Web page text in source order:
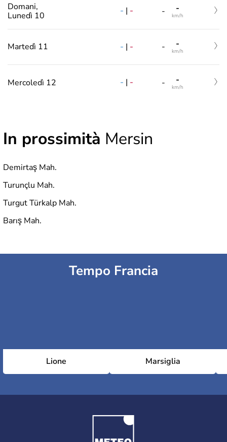
Domani,
Lunedì 10
- | - - -
km/h
Martedì 11 - | - - -
km/h
Mercoledì 12 - | - - -
km/h
In prossimità Mersin
Demirtaş Mah.
Turunçlu Mah.
Turgut Türkalp Mah.
Barış Mah.
Tempo Francia
Lione Marsiglia